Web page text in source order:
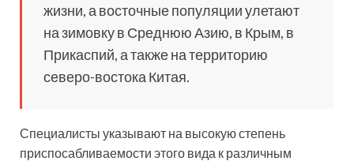
жизни, а восточные популяции улетают
на зимовку в Среднюю Азию, в Крым, в
Прикаспий, а также на территорию
северо-востока Китая.
Специалисты указывают на высокую степень
приспосабливаемости этого вида к различным